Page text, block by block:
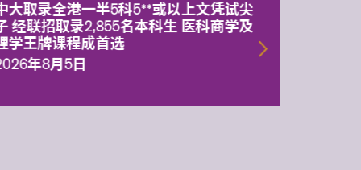
大取录全港一半5科5**或以上文凭试尖
经联招取录2,855名本科生 医科商学及
学王牌课程成首选
年8月5日